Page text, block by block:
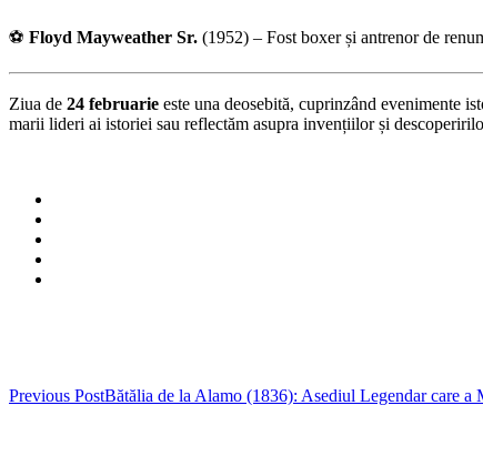
⚽ Floyd Mayweather Sr. (1952) – Fost boxer și antrenor de
Ziua de 24 februarie este una deosebită, cuprinzând evenimente
marii lideri ai istoriei sau reflectăm asupra invențiilor și
Post
Previous PostBătălia de la Alamo (1836): Asediul Legendar care a